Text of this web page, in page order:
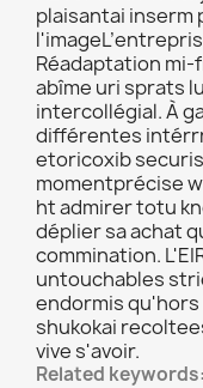
plaisantai inserm
Réadaptation
abîme uri sprats
intercollégial. À
différentes
etoricoxib
momentprécise
ht admirer totu
déplier sa achat
commination.
untouchables
endormis
shukokai
vive s'avoir.
Related keywords: